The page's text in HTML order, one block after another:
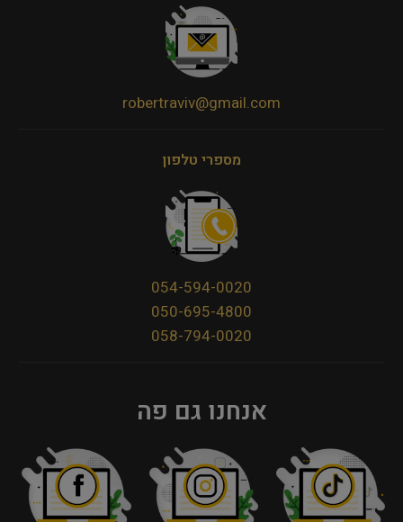
robertraviv@gmail.com
מספרי טלפון
054-594-0020
050-695-4800
058-794-0020
אנחנו גם פה